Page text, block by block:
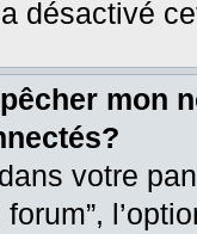
désactivé
mon
votre